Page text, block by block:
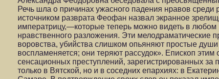
Речь шла о причинах ужасного падения нравов
источником разврата Феофан назвал экранное
императрицу,—которые теперь можно видеть в любом
нравственного разложения. Эти мелодраматические
воровства, убийства слишком опьяняют простые
воспламеняется; они теряют рассудок». Епископ
сенсационных преступлений, зарегистрированных за
только в Вятской, но и в соседних епархиях: в